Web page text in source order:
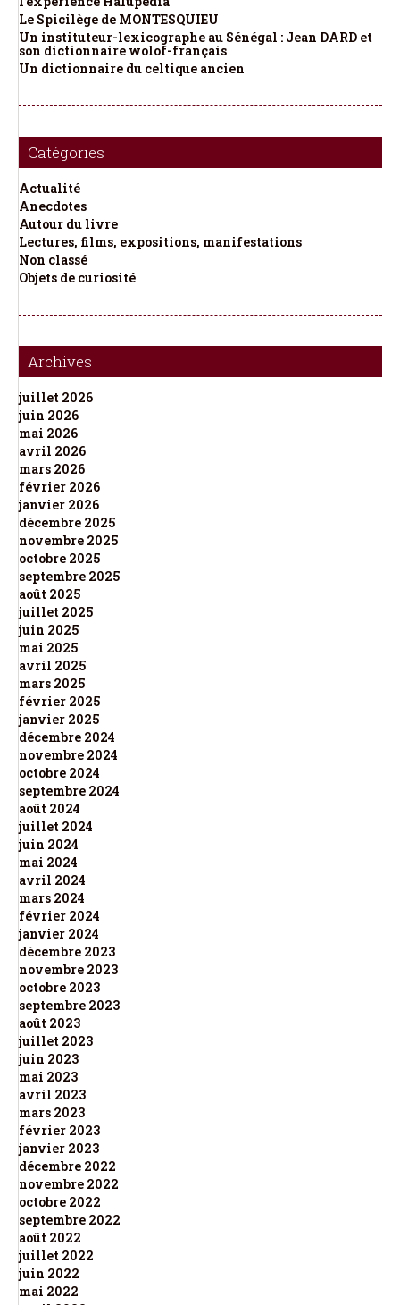
Le Spicilège de MONTESQUIEU
Un instituteur-lexicographe au Sénégal : Jean DARD et
son dictionnaire wolof-français
Un dictionnaire du celtique ancien
Catégories
Actualité
Anecdotes
Autour du livre
Lectures, films, expositions, manifestations
Non classé
Objets de curiosité
Archives
juillet 2026
juin 2026
mai 2026
avril 2026
mars 2026
février 2026
janvier 2026
décembre 2025
novembre 2025
octobre 2025
septembre 2025
août 2025
juillet 2025
juin 2025
mai 2025
avril 2025
mars 2025
février 2025
janvier 2025
décembre 2024
novembre 2024
octobre 2024
septembre 2024
août 2024
juillet 2024
juin 2024
mai 2024
avril 2024
mars 2024
février 2024
janvier 2024
décembre 2023
novembre 2023
octobre 2023
septembre 2023
août 2023
juillet 2023
juin 2023
mai 2023
avril 2023
mars 2023
février 2023
janvier 2023
décembre 2022
novembre 2022
octobre 2022
septembre 2022
août 2022
juillet 2022
juin 2022
mai 2022